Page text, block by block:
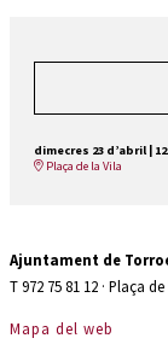
dimecres 23 d’abril
Plaça de la Vila
Ajuntament de
T 972 75 81 12 · Plaça
Mapa del web